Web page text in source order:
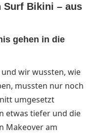
Surf Bikini – aus
gehen in die
wir wussten, wie
mussten nur noch
umgesetzt
etwas tiefer und die
Makeover am